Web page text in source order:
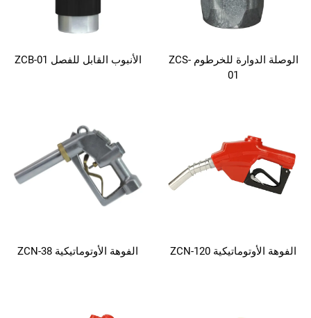
الوصلة الدوارة للخرطوم ZCS-
01
الأنبوب القابل للفصل ZCB-01
الفوهة الأوتوماتيكية ZCN-120 الفوهة الأوتوماتيكية ZCN-38